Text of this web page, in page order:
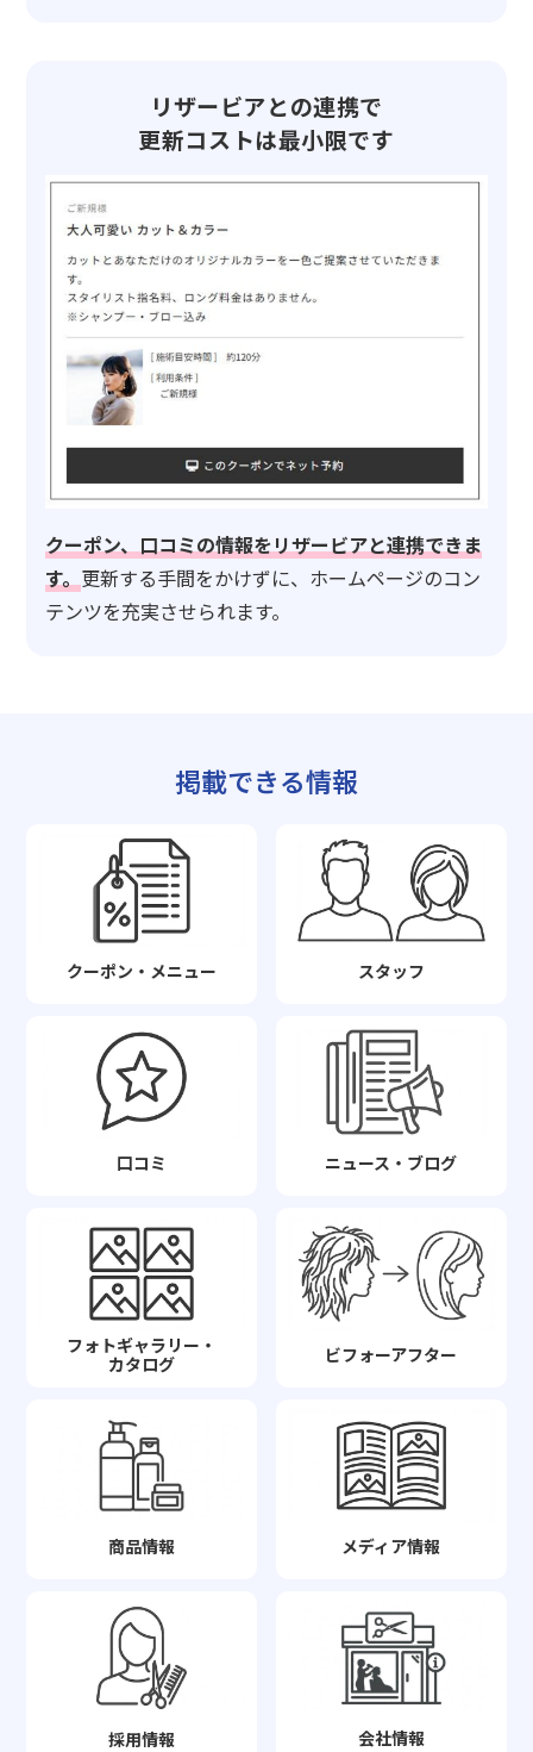
リザービアとの連携で
更新コストは最小限です
クーポン、口コミの情報をリザービアと連携できま
す。 更新する手間をかけずに、ホームページのコン
テンツを充実させられます。
掲載できる情報
クーポン・メニュー スタッフ
口コミ ニュース・ブログ
フォトギャラリー・
カタログ
ビフォーアフター
商品情報 メディア情報
採用情報 会社情報